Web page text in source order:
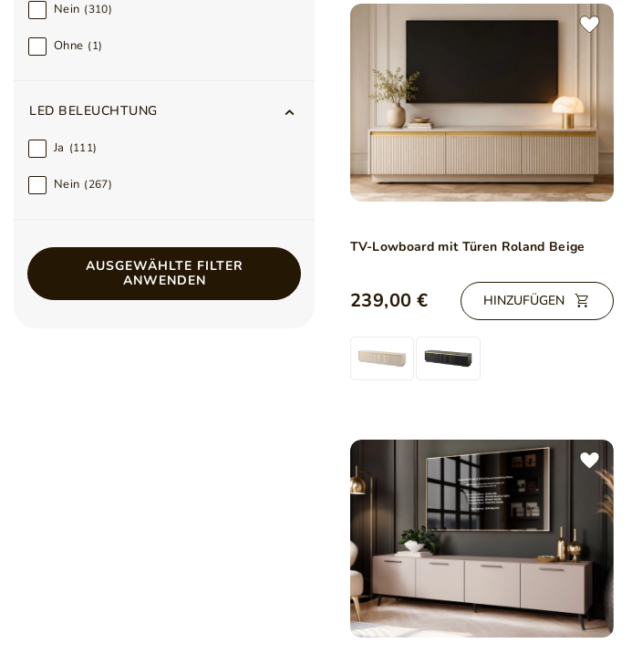
Nein 310
Ohne 1
LED BELEUCHTUNG
Ja 111
Nein 267
AUSGEWÄHLTE FILTER
ANWENDEN
TV-Lowboard mit Türen Roland Beige
239,00 € HINZUFÜGEN